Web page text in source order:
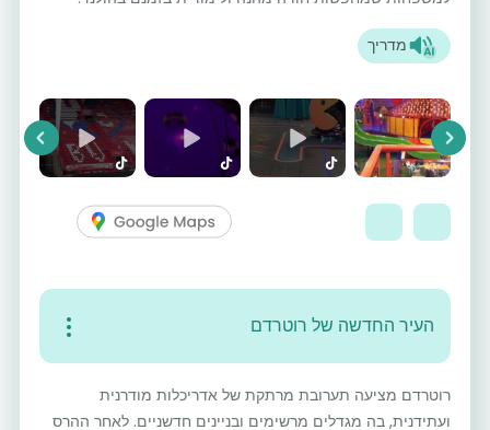
מדריך
Next
העיר החדשה של רוטרדם
רוטרדם מציעה תערובת מרתקת של אדריכלות מודרנית
ועתידנית, בה מגדלים מרשימים ובניינים חדשניים. לאחר ההרס